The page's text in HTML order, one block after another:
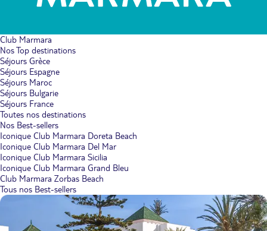
Club Marmara
Nos Top destinations
Séjours Grèce
Séjours Espagne
Séjours Maroc
Séjours Bulgarie
Séjours France
Toutes nos destinations
Nos Best-sellers
Iconique Club Marmara Doreta Beach
Iconique Club Marmara Del Mar
Iconique Club Marmara Sicilia
Iconique Club Marmara Grand Bleu
Club Marmara Zorbas Beach
Tous nos Best-sellers